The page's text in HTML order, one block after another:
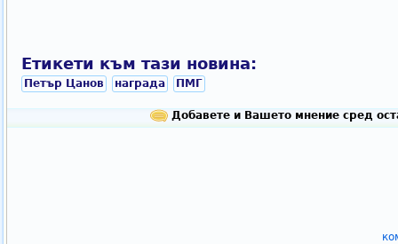
Етикети към тази новина:
Петър Цанов награда ПМГ
Добавете и Вашето мнение сред